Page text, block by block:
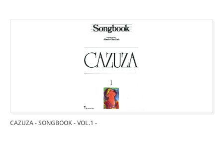
CAZUZA - SONGBOOK - VOL.1 -